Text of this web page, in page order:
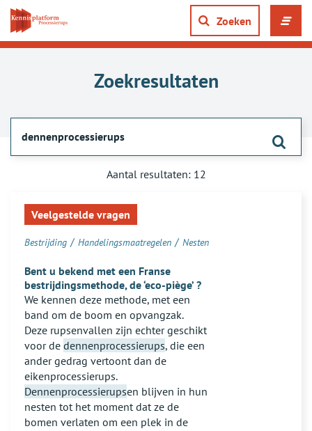
Direct
naar
content
gaan
of
Zoeken
Zoekresultaten
Zoekresultaten
voor:
dennenprocessierups
Aantal resultaten: 12
lijst
van
zoekresultaten
Veelgestelde vragen
Bestrijding / Handelingsmaatregelen / Nesten
Bent u bekend met een Franse
bestrijdingsmethode, de ‘eco-piège’ ?
We kennen deze methode, met een
band om de boom en opvangzak.
Deze rupsenvallen zijn echter geschikt
voor de dennenprocessierups, die een
ander gedrag vertoont dan de
eikenprocessierups.
Dennenprocessierupsen blijven in hun
nesten tot het moment dat ze de
bomen verlaten om een plek in de